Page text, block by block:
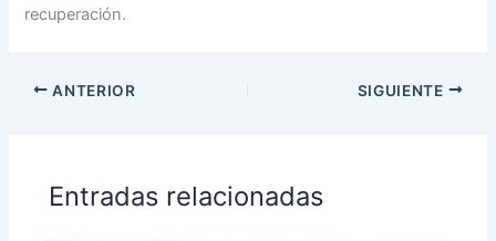
recuperación.
ANTERIOR SIGUIENTE
Entradas relacionadas